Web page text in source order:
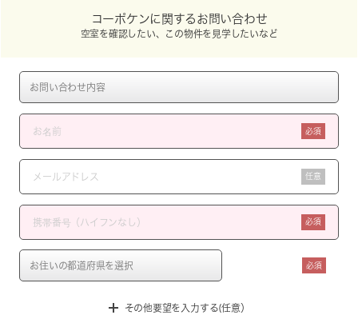
コーポケンに関するお問い合わせ
空室を確認したい、この物件を見学したいなど
必須
任意
必須
必須
その他要望を入力する(任意）